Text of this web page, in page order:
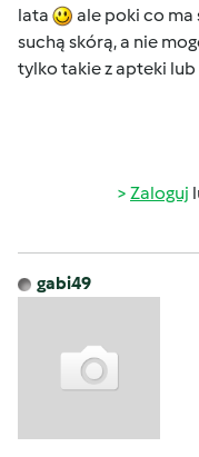
lata
ale poki co ma
suchą skórą, a nie
tylko takie z apteki
Zaloguj
gabi49